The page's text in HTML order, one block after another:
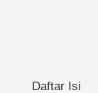
Daftar Isi